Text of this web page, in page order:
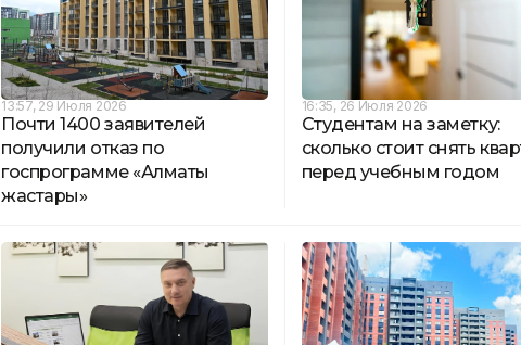
13:57, 29 Июля 2026
Почти 1400 заявителей
получили отказ по
госпрограмме «Алматы
жастары»
16:35, 26 Июля 2026
Студентам на заметку:
сколько стоит снять
перед учебным годом